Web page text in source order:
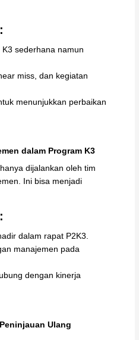
sederhana namun
miss, dan kegiatan
menunjukkan perbaikan
dalam Program K3
dijalankan oleh tim
Ini bisa menjadi
dalam rapat P2K3.
manajemen pada
dengan kinerja
Ulang